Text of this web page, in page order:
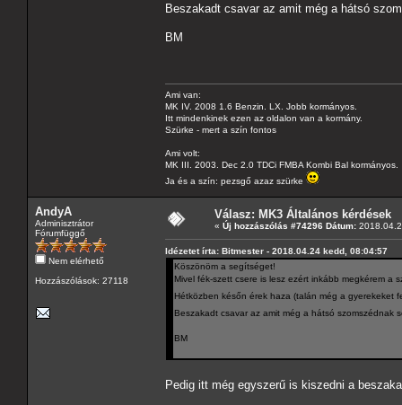
Beszakadt csavar az amit még a hátsó
BM
Ami van:
MK IV. 2008 1.6 Benzin. LX. Jobb kormányos.
Itt mindenkinek ezen az oldalon van a kormány.
Szürke - mert a szín fontos
Ami volt:
MK III. 2003. Dec 2.0 TDCi FMBA Kombi Bal kormányos.
Ja és a szín: pezsgő azaz szürke
AndyA
Adminisztrátor
Fórumfüggő
Nem elérhető
Hozzászólások: 27118
Válasz: MK3 Általános kérdések
« Új hozzászólás #74296 Dátum:
Idézetet írta: Bitmester - 2018.04.24 kedd, 08:04:57
Köszönöm a segítséget!
Mivel fék-szett csere is lesz ezért inkább megkérem a
Hétközben későn érek haza (talán még a gyerekeket
Beszakadt csavar az amit még a hátsó
BM
Pedig itt még egyszerű is kiszedni a